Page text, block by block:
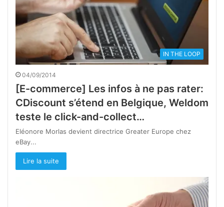
IN THE LOOP
04/09/2014
[E-commerce] Les infos à ne pas rater:
CDiscount s’étend en Belgique, Weldom
teste le click-and-collect…
Eléonore Morlas devient directrice Greater Europe chez
eBay...
Lire la suite